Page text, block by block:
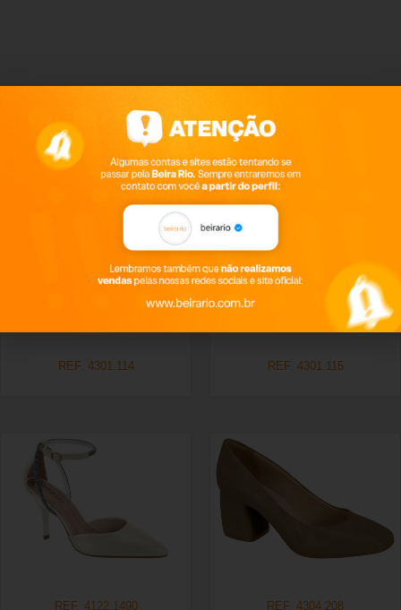
Productos relacionados
REF. 4301.114 REF. 4301.115
REF. 4122.1490 REF. 4304.208